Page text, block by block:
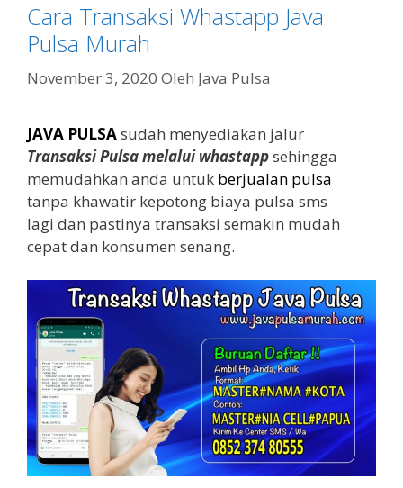
Cara Transaksi Whastapp Java
Pulsa Murah
November 3, 2020 Oleh Java Pulsa
JAVA PULSAsudah menyediakan jalur
Transaksi Pulsa melalui whastappsehingga
memudahkan anda untuk berjualan pulsa
tanpa khawatir kepotong biaya pulsa sms
lagi dan pastinya transaksi semakin mudah
cepat dan konsumen senang.